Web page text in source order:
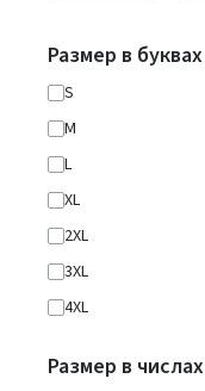
Размер в буквах
S
M
L
XL
2XL
3XL
4XL
Размер в числах